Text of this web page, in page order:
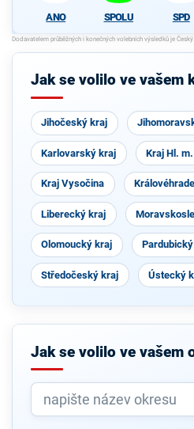
ANO SPOLU SPD
Jak se volilo ve vašem
Jihočeský kraj
Karlovarský kraj Kraj Hl.
Kraj Vysočina
Liberecký kraj
Olomoucký kraj
Středočeský kraj Ústecký
Jak se volilo ve vašem